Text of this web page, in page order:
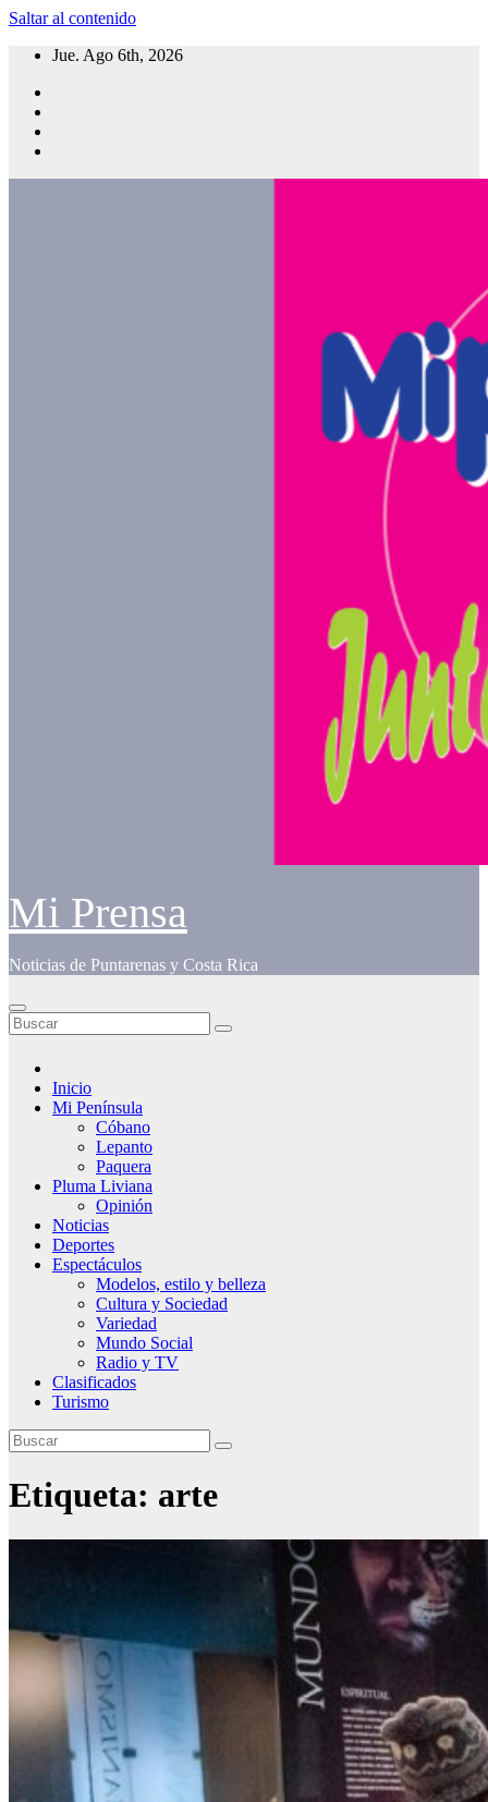
Saltar al contenido
Jue. Ago 6th, 2026
Mi Prensa
Noticias de Puntarenas y Costa Rica
Inicio
Mi Península
Cóbano
Lepanto
Paquera
Pluma Liviana
Opinión
Noticias
Deportes
Espectáculos
Modelos, estilo y belleza
Cultura y Sociedad
Variedad
Mundo Social
Radio y TV
Clasificados
Turismo
Etiqueta: arte